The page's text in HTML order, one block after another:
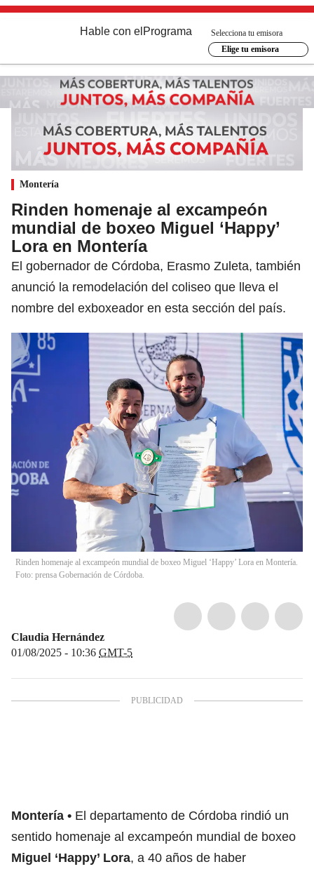
Hable con el Programa
Selecciona tu emisora
Elige tu emisora
Montería
Rinden homenaje al excampeón
mundial de boxeo Miguel ‘Happy’
Lora en Montería
El gobernador de Córdoba, Erasmo Zuleta, también
anunció la remodelación del coliseo que lleva el
nombre del exboxeador en esta sección del país.
Rinden homenaje al excampeón mundial de boxeo Miguel ‘Happy’ Lora en Montería.
Foto: prensa Gobernación de Córdoba.
Claudia Hernández
01/08/2025 - 10:36 GMT-5
Montería
El departamento de Córdoba rindió un
sentido homenaje al excampeón mundial de boxeo
Miguel ‘Happy’ Lora, a 40 años de haber